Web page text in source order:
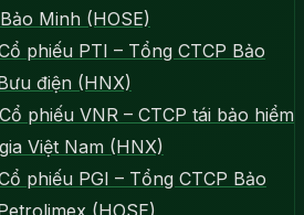
Minh (HOSE)
phiếu PTI – Tổng CTCP Bảo
điện (HNX)
Cổ phiếu VNR – CTCP tái bảo hiểm
Việt Nam (HNX)
phiếu PGI – Tổng CTCP Bảo